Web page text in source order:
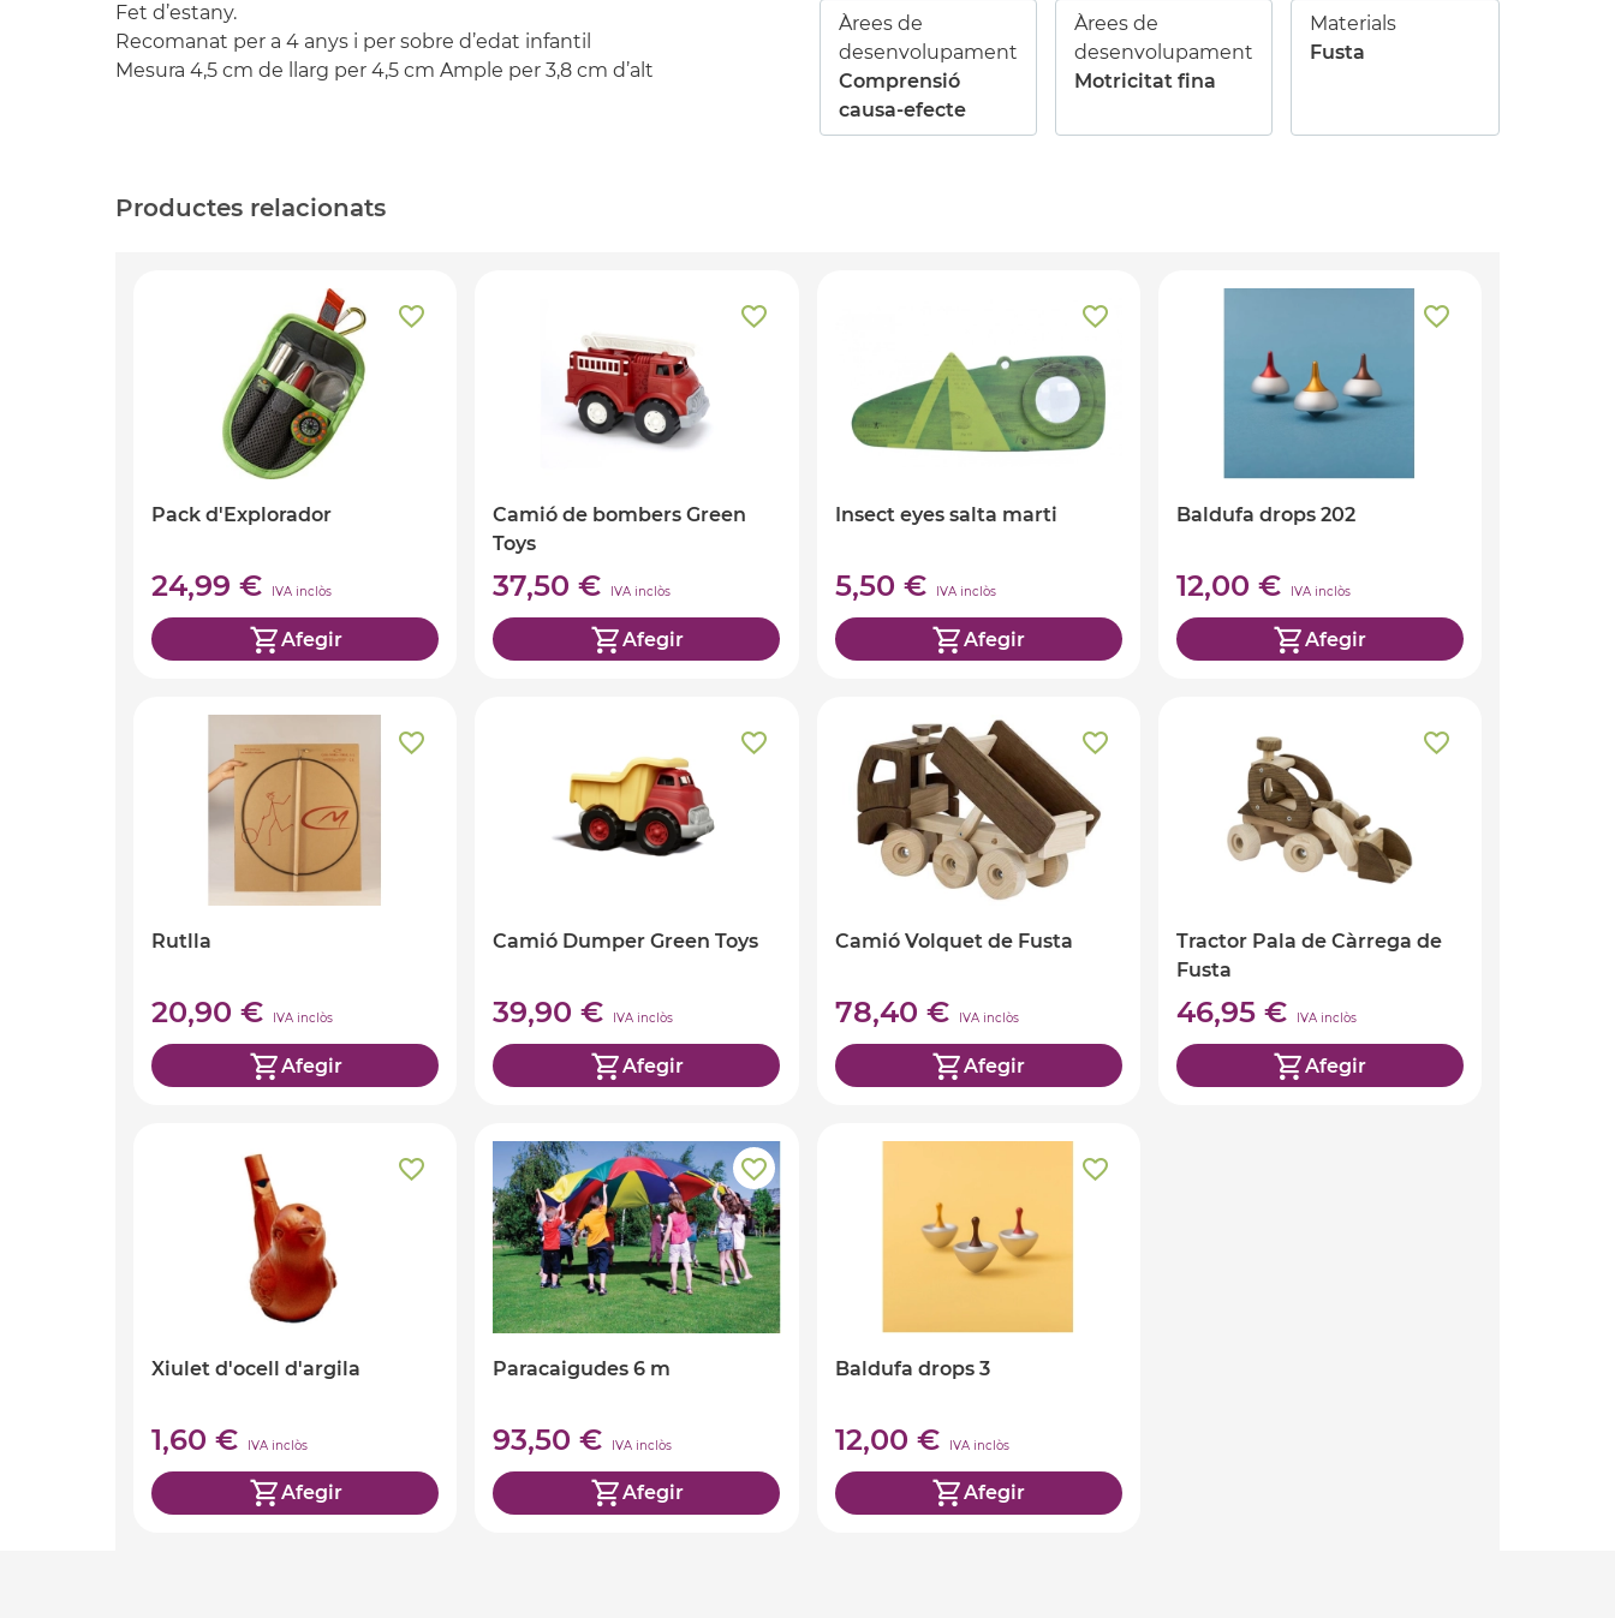
Fet d’estany.
Recomanat per a 4 anys i per sobre d’edat infantil
Mesura 4,5 cm de llarg per 4,5 cm Ample per 3,8 cm d’alt
Àrees de
desenvolupament
Comprensió
causa-efecte
Àrees de
desenvolupament
Motricitat fina
Materials
Fusta
Productes relacionats
Pack d'Explorador
24,99 € IVA inclòs
Afegir
Camió de bombers Green
Toys
37,50 € IVA inclòs
Afegir
Insect eyes salta marti
5,50 € IVA inclòs
Afegir
Baldufa drops 202
12,00 € IVA inclòs
Afegir
Rutlla
20,90 € IVA inclòs
Afegir
Camió Dumper Green Toys
39,90 € IVA inclòs
Afegir
Camió Volquet de Fusta
78,40 € IVA inclòs
Afegir
Tractor Pala de Càrrega de
Fusta
46,95 € IVA inclòs
Afegir
Xiulet d'ocell d'argila
1,60 € IVA inclòs
Afegir
Paracaigudes 6 m
93,50 € IVA inclòs
Afegir
Baldufa drops 3
12,00 € IVA inclòs
Afegir